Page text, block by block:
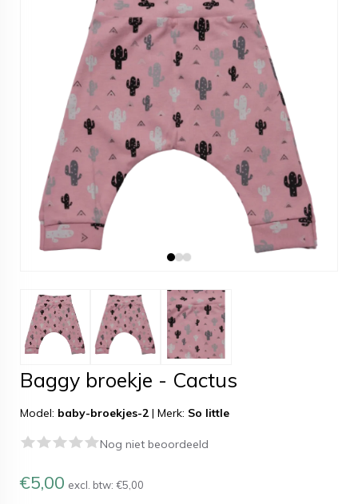
Baggy broekje - Cactus
Model: baby-broekjes-2 | Merk: So little
Nog niet beoordeeld
€5,00 excl. btw: €5,00